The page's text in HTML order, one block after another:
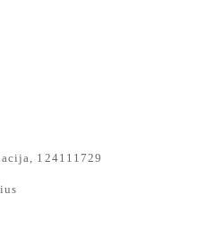
124111729